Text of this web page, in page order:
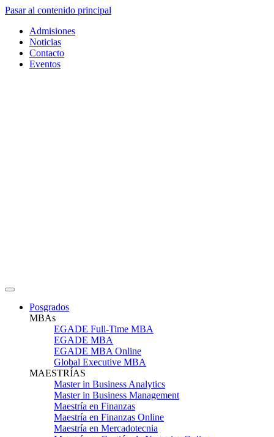
Pasar al contenido principal
Admisiones
Noticias
Contacto
Eventos
Posgrados
MBAs
EGADE Full-Time MBA
EGADE MBA
EGADE MBA Online
Global Executive MBA
MAESTRÍAS
Master in Business Analytics
Master in Business Management
Maestría en Finanzas
Maestría en Finanzas Online
Maestría en Mercadotecnia